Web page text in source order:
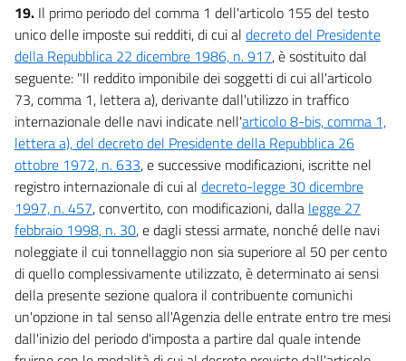
19. Il primo periodo del comma 1 dell'articolo 155 del testo
unico delle imposte sui redditi, di cui al decreto del Presidente
della Repubblica 22 dicembre 1986, n. 917, è sostituito dal
seguente: "Il reddito imponibile dei soggetti di cui all'articolo
73, comma 1, lettera a), derivante dall'utilizzo in traffico
internazionale delle navi indicate nell'articolo 8-bis, comma 1,
lettera a), del decreto del Presidente della Repubblica 26
ottobre 1972, n. 633, e successive modificazioni, iscritte nel
registro internazionale di cui al decreto-legge 30 dicembre
1997, n. 457, convertito, con modificazioni, dalla legge 27
febbraio 1998, n. 30, e dagli stessi armate, nonché delle navi
noleggiate il cui tonnellaggio non sia superiore al 50 per cento
di quello complessivamente utilizzato, è determinato ai sensi
della presente sezione qualora il contribuente comunichi
un'opzione in tal senso all'Agenzia delle entrate entro tre mesi
dall'inizio del periodo d'imposta a partire dal quale intende